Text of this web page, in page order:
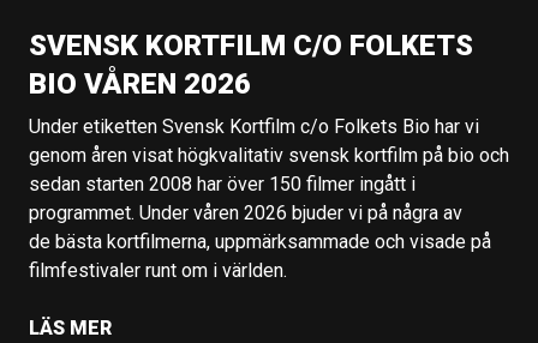
SVENSK KORTFILM C/O FOLKETS
BIO VÅREN 2026
Under etiketten Svensk Kortfilm c/o Folkets Bio har vi
genom åren visat högkvalitativ svensk kortfilm på bio och
sedan starten 2008 har över 150 filmer ingått i
programmet. Under våren 2026 bjuder vi på några av
de bästa kortfilmerna, uppmärksammade och visade på
filmfestivaler runt om i världen.
LÄS MER